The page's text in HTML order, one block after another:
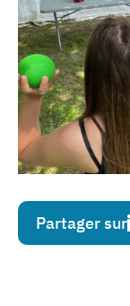
Partager sur